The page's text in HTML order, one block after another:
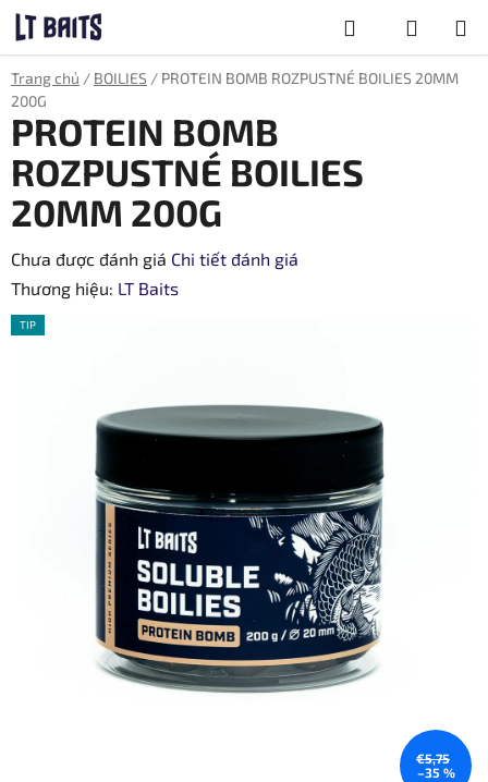
Chuyển
qua
phần
nội
dung
kiếm
GIỎ
Trang chủ / BOILIES / PROTEIN BOMB ROZPUSTNÉ BOILIES 20MM
200G
PROTEIN BOMB
ROZPUSTNÉ BOILIES
20MM 200G
Đánh
giá
trung
Chưa được đánh giá Chi tiết đánh giá
Thương hiệu: LT Baits
TIP
€5,75
–35 %